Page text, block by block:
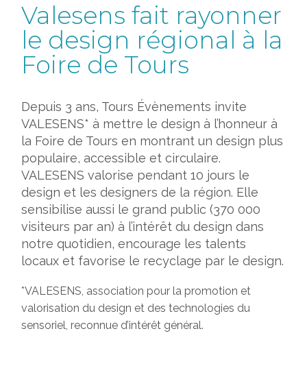
Valesens fait rayonner
le design régional à la
Foire de Tours
Depuis 3 ans, Tours Évènements invite
VALESENS* à mettre le design à l’honneur à
la Foire de Tours en montrant un design plus
populaire, accessible et circulaire.
VALESENS valorise pendant 10 jours le
design et les designers de la région. Elle
sensibilise aussi le grand public (370 000
visiteurs par an) à l’intérêt du design dans
notre quotidien, encourage les talents
locaux et favorise le recyclage par le design.
*VALESENS, association pour la promotion et
valorisation du design et des technologies du
sensoriel, reconnue d’intérêt général.